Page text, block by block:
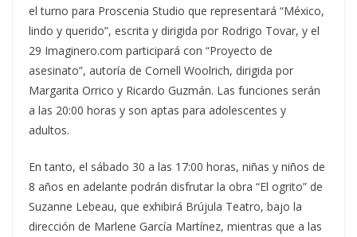
el turno para Proscenia Studio que representará “México,
lindo y querido”, escrita y dirigida por Rodrigo Tovar, y el
29 Imaginero.com participará con “Proyecto de
asesinato”, autoría de Cornell Woolrich, dirigida por
Margarita Orrico y Ricardo Guzmán. Las funciones serán
a las 20:00 horas y son aptas para adolescentes y
adultos.
En tanto, el sábado 30 a las 17:00 horas, niñas y niños de
8 años en adelante podrán disfrutar la obra “El ogrito” de
Suzanne Lebeau, que exhibirá Brújula Teatro, bajo la
dirección de Marlene García Martínez, mientras que a las